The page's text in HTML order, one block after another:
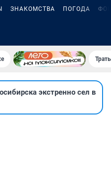
ЗНАКОМСТВА ПОГОДА
экстренно сел в